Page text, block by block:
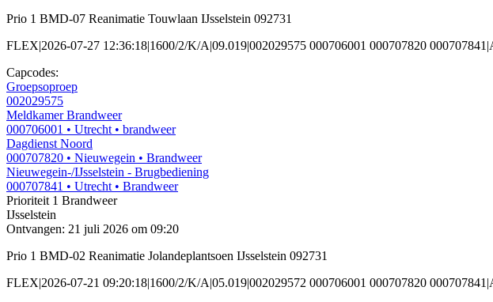
Prio 1 BMD-07 Reanimatie Touwlaan IJsselstein 092731
FLEX|2026-07-27 12:36:18|1600/2/K/A|09.019|002029575 000706001 000707820
Capcodes:
Groepsoproep
002029575
Meldkamer Brandweer
000706001 • Utrecht • brandweer
Dagdienst Noord
000707820 • Nieuwegein • Brandweer
Nieuwegein-/IJsselstein - Brugbediening
000707841 • Utrecht • Brandweer
Prioriteit 1 Brandweer
IJsselstein
Ontvangen: 21 juli 2026 om 09:20
Prio 1 BMD-02 Reanimatie Jolandeplantsoen IJsselstein 092731
FLEX|2026-07-21 09:20:18|1600/2/K/A|05.019|002029572 000706001 000707820